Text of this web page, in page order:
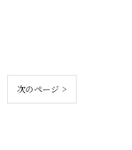
次のページ >